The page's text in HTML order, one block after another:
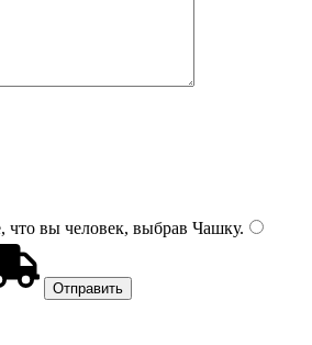
что вы человек, выбрав Чашку.